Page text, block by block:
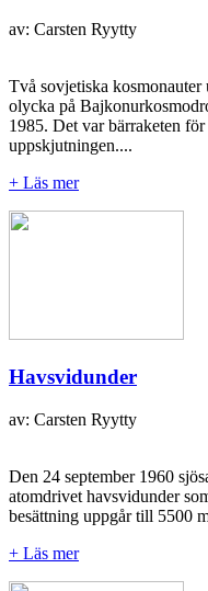
av: Carsten Ryytty
Två sovjetiska
olycka på
1985. Det var bärraketen
uppskjutningen....
+ Läs mer
Havsvidunder
av: Carsten Ryytty
Den 24 september 1960
atomdrivet havsvidunder
besättning uppgår till 5500
+ Läs mer